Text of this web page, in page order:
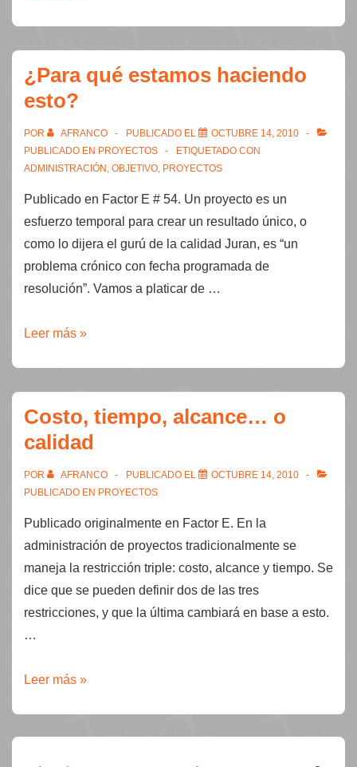
¿Para qué estamos haciendo
esto?
POR AFRANCO PUBLICADO EL
OCTUBRE 14, 2010
PUBLICADO EN PROYECTOS
ETIQUETADO CON
ADMINISTRACIÓN , OBJETIVO, PROYECTOS
Publicado en Factor E # 54. Un proyecto es un
esfuerzo temporal para crear un resultado único, o
como lo dijera el gurú de la calidad Juran, es “un
problema crónico con fecha programada de
resolución”. Vamos a platicar de …
¿Para
esto?
Leer más »
Costo, tiempo, alcance… o
calidad
POR AFRANCO PUBLICADO EL
OCTUBRE 14, 2010
PUBLICADO EN PROYECTOS
Publicado originalmente en Factor E. En la
administración de proyectos tradicionalmente se
maneja la restricción triple: costo, alcance y tiempo. Se
dice que se pueden definir dos de las tres
restricciones, y que la última cambiará en base a esto.
…
Costo,
Leer más »